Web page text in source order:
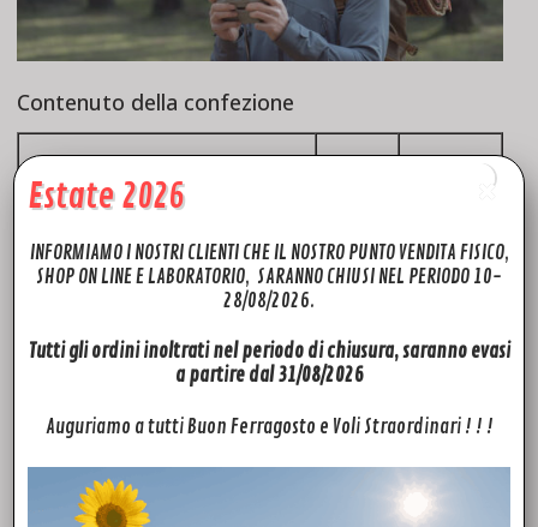
Contenuto della confezione
Accessori
DJI
DJI Air
Velivolo 1 1
Radiocomando DJI RC-N1 1 1
Cavo di alimentazione CA
Estate 2026
INFORMIAMO I NOSTRI CLIENTI CHE IL NOSTRO PUNTO VENDITA FISICO,
SHOP ON LINE E LABORATORIO, SARANNO CHIUSI NEL PERIODO 10-
28/08/2026.
Tutti gli ordini inoltrati nel periodo di chiusura, saranno evasi
a partire dal 31/08/2026
Auguriamo a tutti Buon Ferragosto e Voli Straordinari ! ! !